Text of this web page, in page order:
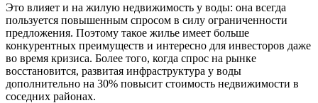
Это влияет и на жилую недвижимость у воды: она всегда
пользуется повышенным спросом в силу ограниченности
предложения. Поэтому такое жилье имеет больше
конкурентных преимуществ и интересно для инвесторов даже
во время кризиса. Более того, когда спрос на рынке
восстановится, развитая инфраструктура у воды
дополнительно на 30% повысит стоимость недвижимости в
соседних районах.